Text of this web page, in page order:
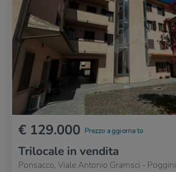
€ 129.000 Prezzo aggiornato
Trilocale in vendita
Ponsacco, Viale Antonio Gramsci - Poggini